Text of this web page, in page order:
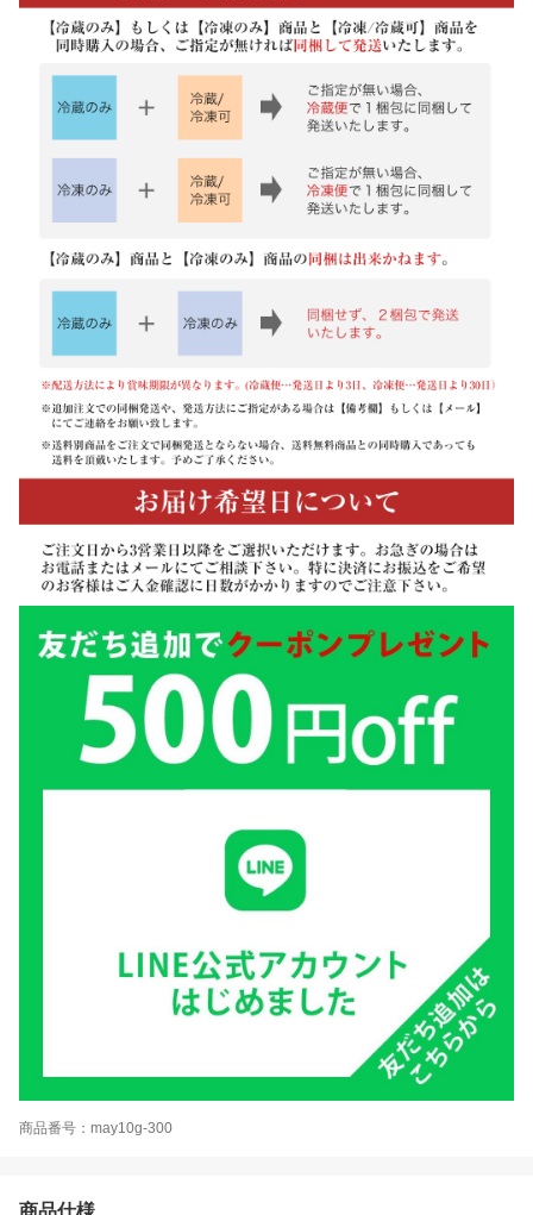
商品番号：may10g-300
商品仕様